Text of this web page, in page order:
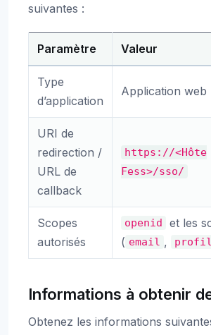
suivantes :
Paramètre Valeur
Type
d’application
Application web
URI de
redirection /
URL de
callback
https://<Hôte
Fess>/sso/
Scopes
autorisés
openid
et les
( email ,
Informations à obtenir de
Obtenez les informations